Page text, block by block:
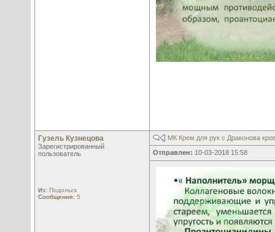
Гузель Кузнецова
Зарегистрированный
пользователь
Из: Подольск
Сообщения: 5
МК Крем для рук с Драконова
Отправлен: 10-03-2018 15:58